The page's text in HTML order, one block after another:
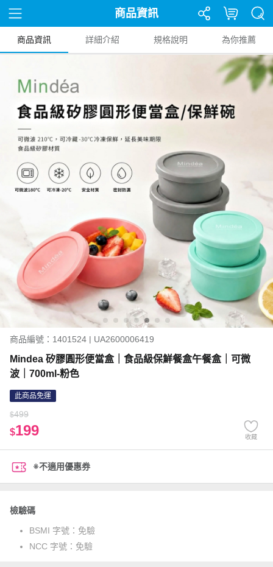
商品資訊
商品資訊 詳細介紹 規格說明 為你推薦
商品編號：1401524 | UA2600006419
Mindea 矽膠圓形便當盒｜食品級保鮮餐盒午餐盒｜可微
波｜700ml-粉色
此商品免運
$499
$199 收藏
※不適用優惠券
檢驗碼
BSMI 字號： 免驗
NCC 字號： 免驗